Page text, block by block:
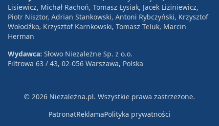
Lisiewicz, Michał Rachoń, Tomasz Łysiak, Jacek Liziniewicz,
Piotr Nisztor, Adrian Stankowski, Antoni Rybczyński, Krzysztof
Wołodźko, Krzysztof Karnkowski, Tomasz Teluk, Marcin
Herman
Wydawca: Słowo Niezależne Sp. z o.o.
Filtrowa 63 / 43, 02-056 Warszawa, Polska
© 2026 Niezależna.pl. Wszystkie prawa zastrzeżone.
PatronatReklamaPolityka prywatności